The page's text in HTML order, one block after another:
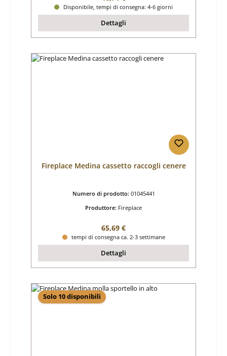
Disponibile, tempi di consegna: 4-6 giorni
Dettagli
Fireplace Medina cassetto raccogli cenere
Numero di prodotto: 01045441
Produttore: Fireplace
Prezzo normale:
65,69 €
tempi di consegna ca. 2-3 settimane
Dettagli
Solo 10 disponibili